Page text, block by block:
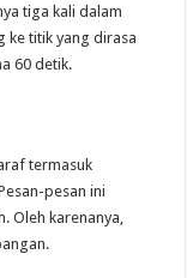
tiga kali dalam
ke titik yang dirasa
60 detik.
termasuk
pesan ini
Oleh karenanya,